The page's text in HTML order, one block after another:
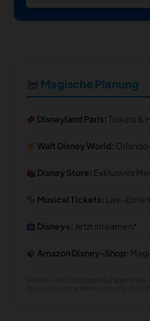
Magische Planung
Disneyland Paris: Tickets &
Walt Disney World:
Disney Store: Exklusives
Musical Tickets: Live-
Disney+: Jetzt streamen
Amazon Disney-Shop: